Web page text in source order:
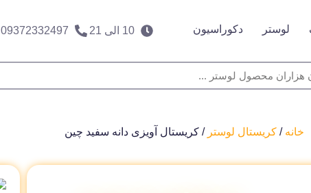
لوستر دکوراسیون 10 الی 21 09372332497
خانه /کریستال لوستر / کریستال آویزی دانه سفید چین